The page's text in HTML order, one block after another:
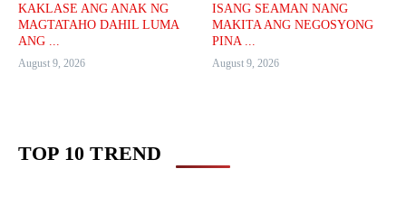
KAKLASE ANG ANAK NG
MAGTATAHO DAHIL LUMA
ANG ...
August 9, 2026
ISANG SEAMAN NANG
MAKITA ANG NEGOSYONG
PINA ...
August 9, 2026
TOP 10 TREND